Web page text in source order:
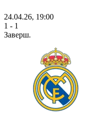
24.04.26, 19:00
1 - 1
Заверш.